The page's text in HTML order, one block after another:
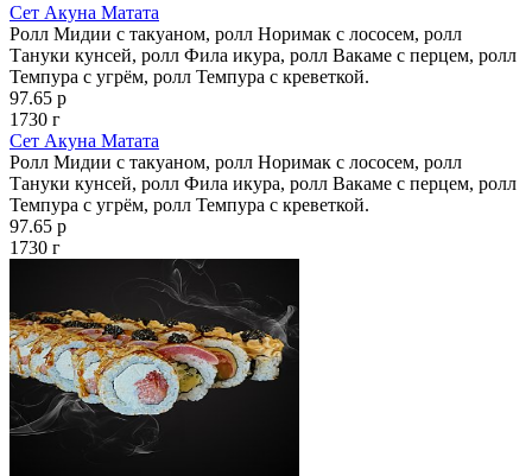
Сет Акуна Матата
Ролл Мидии с такуаном, ролл Норимак с лососем, ролл
Тануки кунсей, ролл Фила икура, ролл Вакаме с перцем, ролл
Темпура с угрём, ролл Темпура с креветкой.
97.65 р
1730 г
Сет Акуна Матата
Ролл Мидии с такуаном, ролл Норимак с лососем, ролл
Тануки кунсей, ролл Фила икура, ролл Вакаме с перцем, ролл
Темпура с угрём, ролл Темпура с креветкой.
97.65 р
1730 г